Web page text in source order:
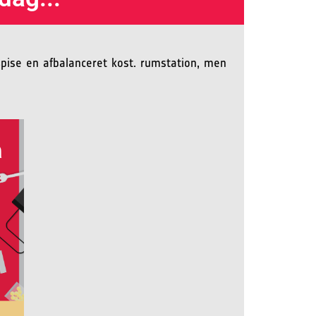
en afbalanceret kost. rumstation, men